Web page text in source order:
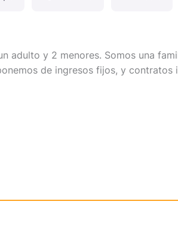
adulto y 2 menores. Somos una
de ingresos fijos, y contratos